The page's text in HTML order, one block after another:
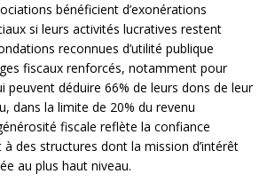
bénéficient d’exonérations
si leurs activités lucratives restent
reconnues d’utilité publique
fiscaux renforcés, notamment pour
peuvent déduire 66% de leurs dons de leur
dans la limite de 20% du revenu
fiscale reflète la confiance
à des structures dont la mission d’intérêt
au plus haut niveau.